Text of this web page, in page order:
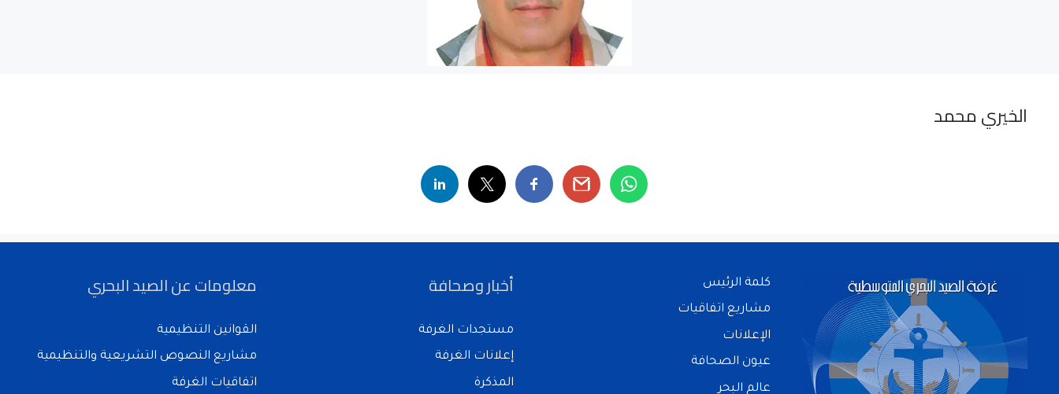
الخيري محمد
كلمة الرئيس
مشاريع اتفاقيات
الإعلانات
عيون الصحافة
عالم البحر
أخبار وصحافة
مستجدات الغرفة
إعلانات الغرفة
المذكرة
معلومات عن الصيد البحري
القوانين التنظيمية
مشاريع النصوص التشريعية والتنظيمية
اتفاقيات الغرفة